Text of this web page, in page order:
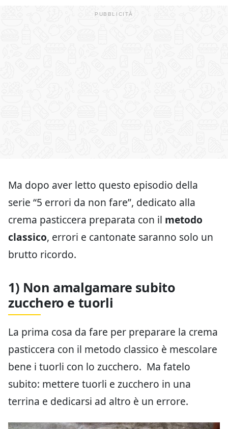
Ma dopo aver letto questo episodio della
serie “5 errori da non fare”, dedicato alla
crema pasticcera preparata con il metodo
classico, errori e cantonate saranno solo un
brutto ricordo.
1) Non amalgamare subito
zucchero e tuorli
La prima cosa da fare per preparare la crema
pasticcera con il metodo classico è mescolare
bene i tuorli con lo zucchero. Ma fatelo
subito: mettere tuorli e zucchero in una
terrina e dedicarsi ad altro è un errore.